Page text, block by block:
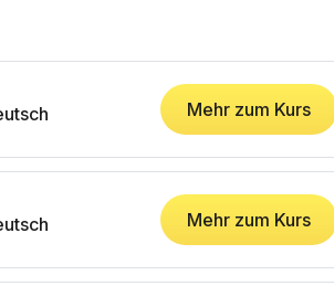
Mehr zum Kurs
Mehr zum Kurs